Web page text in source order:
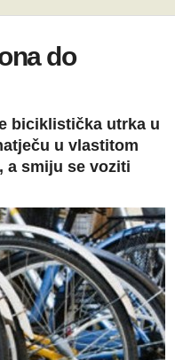
do
biciklistička utrka u
u vlastitom
a smiju se voziti